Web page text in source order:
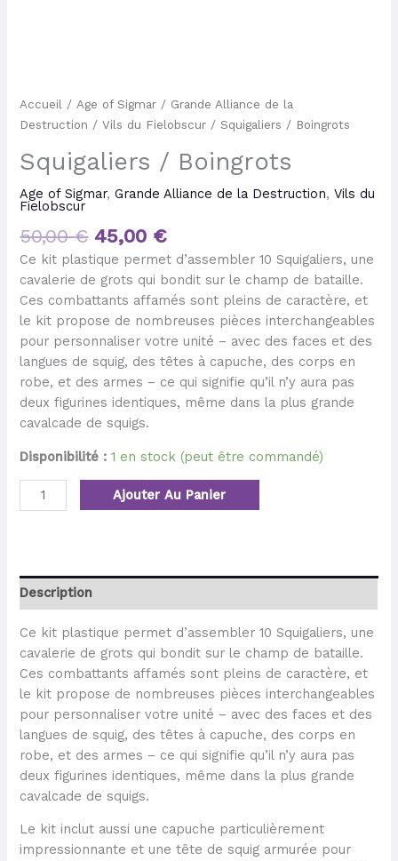
Accueil /Age of Sigmar / Grande Alliance de la
Destruction /Vils du Fielobscur / Squigaliers / Boingrots
Squigaliers / Boingrots
Age of Sigmar,Grande Alliance de la Destruction,Vils du
Fielobscur
50,00€ 45,00 €
Ce kit plastique permet d’assembler 10 Squigaliers, une
cavalerie de grots qui bondit sur le champ de bataille.
Ces combattants affamés sont pleins de caractère, et
le kit propose de nombreuses pièces interchangeables
pour personnaliser votre unité – avec des faces et des
langues de squig, des têtes à capuche, des corps en
robe, et des armes – ce qui signifie qu’il n’y aura pas
deux figurines identiques, même dans la plus grande
cavalcade de squigs.
Disponibilité : 1 en stock (peut être commandé)
Ajouter Au Panier
Description
Ce kit plastique permet d’assembler 10 Squigaliers, une
cavalerie de grots qui bondit sur le champ de bataille.
Ces combattants affamés sont pleins de caractère, et
le kit propose de nombreuses pièces interchangeables
pour personnaliser votre unité – avec des faces et des
langues de squig, des têtes à capuche, des corps en
robe, et des armes – ce qui signifie qu’il n’y aura pas
deux figurines identiques, même dans la plus grande
cavalcade de squigs.
Le kit inclut aussi une capuche particulièrement
impressionnante et une tête de squig armurée pour